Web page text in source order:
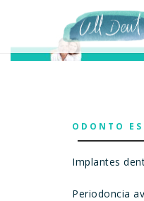
ODONTO
Implantes
Periodoncia